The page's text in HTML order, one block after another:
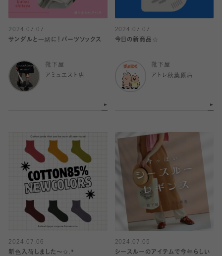
2024.07.07
サンダルと一緒に！パーツソックス
靴下屋
アミュエスト店
2024.07.07
今日の新商品☆
靴下屋
アトレ秋葉原店
2024.07.06
新色入荷しました〜✩.*
2024.07.05
シースルーのアイテムで今年らしい